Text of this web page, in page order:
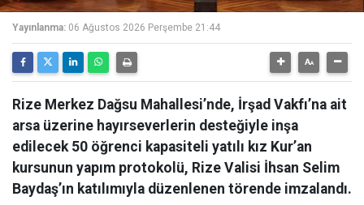
Yayınlanma: 06 Ağustos 2026 Perşembe 21:44
Rize Merkez Dağsu Mahallesi’nde, İrşad Vakfı’na ait
arsa üzerine hayırseverlerin desteğiyle inşa
edilecek 50 öğrenci kapasiteli yatılı kız Kur’an
kursunun yapım protokolü, Rize Valisi İhsan Selim
Baydaş’ın katılımıyla düzenlenen törende imzalandı.